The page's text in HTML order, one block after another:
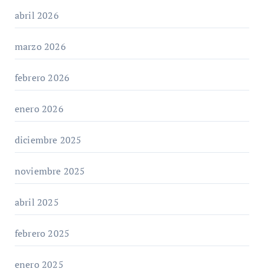
abril 2026
marzo 2026
febrero 2026
enero 2026
diciembre 2025
noviembre 2025
abril 2025
febrero 2025
enero 2025